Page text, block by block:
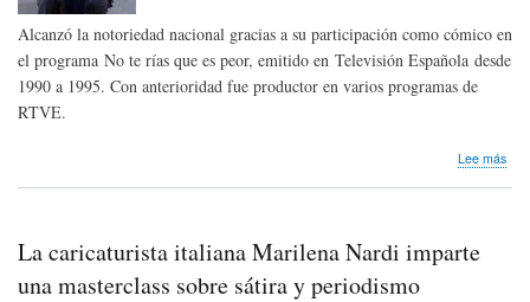
Alcanzó la notoriedad nacional gracias a su participación como cómico en
el programa No te rías que es peor, emitido en Televisión Española desde
1990 a 1995. Con anterioridad fue productor en varios programas de
RTVE.
Lee más
La caricaturista italiana Marilena Nardi imparte
una masterclass sobre sátira y periodismo